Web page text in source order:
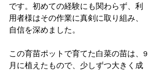
です。初めての経験にも関わらず、利
用者様はその作業に真剣に取り組み、
自信を深めました。
この育苗ポットで育てた白菜の苗は、9
月に植えたもので、少しずつ大きく成